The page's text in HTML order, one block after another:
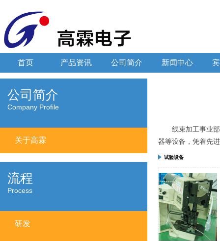
首页 产品资讯 公司简介 新闻中心
公司简介
Company Profile
关于高霖
流程
Process
研发
线束加工事业
器等设备，凭着先
试验设备